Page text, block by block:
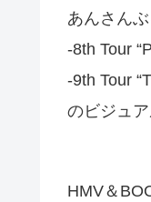
あんさん
-8th Tour
-9th Tour
のビジュ
HMV＆